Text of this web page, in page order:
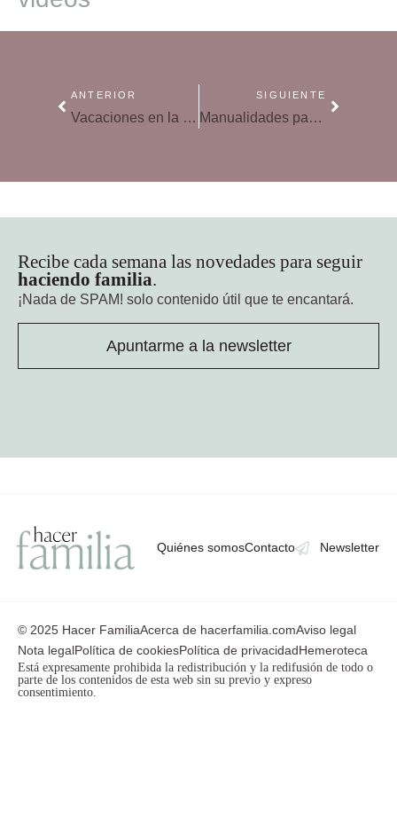
ANTERIOR
Vacaciones en la costa: juegos para disfrutar del agua y del sol
SIGUIENTE
Manualidades para vacaciones en la costa: marco de fotos con conchas
Recibe cada semana las novedades para seguir
haciendo familia.
¡Nada de SPAM! solo contenido útil que te encantará.
Apuntarme a la newsletter
Quiénes somosContacto Newsletter
© 2025 Hacer FamiliaAcerca de hacerfamilia.comAviso legal
Nota legalPolítica de cookiesPolítica de privacidadHemeroteca
Está expresamente prohibida la redistribución y la redifusión de todo o
parte de los contenidos de esta web sin su previo y expreso
consentimiento.